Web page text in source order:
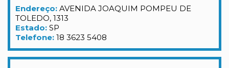
Endereço: AVENIDA JOAQUIM POMPEU DE
TOLEDO, 1313
Estado: SP
Telefone: 18 3623 5408